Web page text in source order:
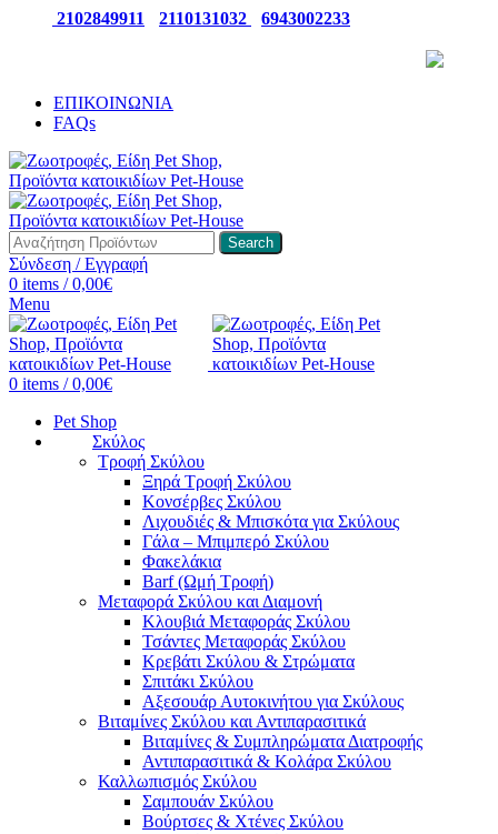
2102849911 2110131032 6943002233
ΕΠΙΚΟΙΝΩΝΙΑ
FAQs
Search
Σύνδεση / Εγγραφή
0 items / 0,00€
Menu
0 items / 0,00€
Pet Shop
Σκύλος
Τροφή Σκύλου
Ξηρά Τροφή Σκύλου
Κονσέρβες Σκύλου
Λιχουδιές & Μπισκότα για Σκύλους
Γάλα – Μπιμπερό Σκύλου
Φακελάκια
Barf (Ωμή Τροφή)
Μεταφορά Σκύλου και Διαμονή
Κλουβιά Μεταφοράς Σκύλου
Τσάντες Μεταφοράς Σκύλου
Κρεβάτι Σκύλου & Στρώματα
Σπιτάκι Σκύλου
Αξεσουάρ Αυτοκινήτου για Σκύλους
Βιταμίνες Σκύλου και Αντιπαρασιτικά
Βιταμίνες & Συμπληρώματα Διατροφής
Αντιπαρασιτικά & Κολάρα Σκύλου
Καλλωπισμός Σκύλου
Σαμπουάν Σκύλου
Βούρτσες & Χτένες Σκύλου